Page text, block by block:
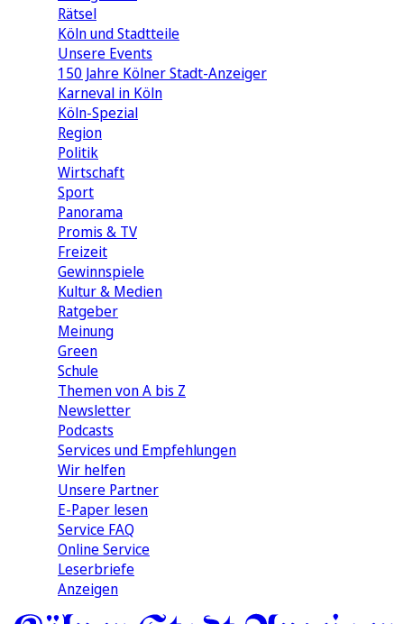
Rätsel
Köln und Stadtteile
Unsere Events
150 Jahre Kölner Stadt-Anzeiger
Karneval in Köln
Köln-Spezial
Region
Politik
Wirtschaft
Sport
Panorama
Promis & TV
Freizeit
Gewinnspiele
Kultur & Medien
Ratgeber
Meinung
Green
Schule
Themen von A bis Z
Newsletter
Podcasts
Services und Empfehlungen
Wir helfen
Unsere Partner
E-Paper lesen
Service FAQ
Online Service
Leserbriefe
Anzeigen